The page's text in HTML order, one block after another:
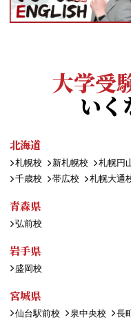
大学受
いく
北海道
札幌校 新札幌校 札幌円
千歳校
帯広校 札幌大通
青森県
弘前校
岩手県
盛岡校
宮城県
仙台駅前校 泉中央校 長